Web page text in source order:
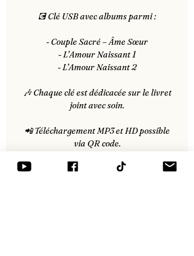
💽 Clé USB avec albums parmi :
- Couple Sacré – Âme Sœur
- L’Amour Naissant 1
- L’Amour Naissant 2
🎶 Chaque clé est dédicacée sur le livret
joint avec soin.
📲 Téléchargement MP3 et HD possible
via QR code.
📦 Livraison rapide ou remise en main